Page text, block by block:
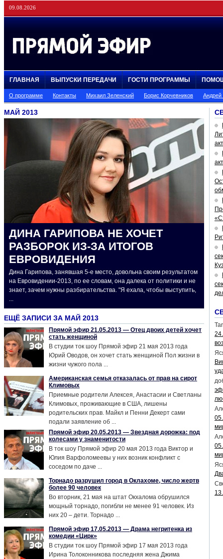
09.08.2026
ГЛАВНАЯ ВЫПУСКИ ПЕРЕДАЧИ ГОСТИ ПРОГРАММЫ
О программе Контакты Михаил Зеленский Борис Корчевников
МАЙ 2013
ДИНА ГАРИПОВА НЕ ХОЧЕТ
РАЗБОРОК ИЗ-ЗА ИТОГОВ
ЕВРОВИДЕНИЯ
Дина Гарипова, занявшая 5-е место, довольна своим результатом
на Евровидении-2013, по ее словам, она далека от политики и не
знает, зачем нужны разбирательства. "Я ехала, чтобы выступить,
...
ЕЩЁ ЗАПИСИ ЗА МАЙ 2013
Прямой эфир 21.05.2013 — Отец двоих детей хочет
стать женщиной
В студии ток шоу Прямой эфир 21 мая 2013 года
Юрий Оводов, он хочет стать женщиной Пол жизни в
жизни чужого пола ...
Американская семья отказалась от прав на сирот
Климовых
Приемные родители Алексея, Анастасии и Светланы
Климовых, проживающие в США, лишены
родительских прав. Майкл и Пенни Декерт сами
подали заявление об ...
Прямой эфир 20.05.2013 — Звездная дорожка: под
колесами у знаменитости
В ток шоу Прямой эфир 20 мая 2013 года Виктор и
Юлия Варфоломеевы у них возник конфликт с
соседом по даче ...
Торнадо разрушил город в Оклахоме, число жертв
более 90 человек
Во вторник, 21 мая на штат Окхалома обрушился
мощный торнадо, погибли не менее 91 человек. Из
них 20 – дети. Торнадо ...
Прямой эфир 17.05.2013 — Драма негритенка из
комедии «Цирк»
В студии ток шоу Прямой эфир 17 мая 2013 года
Ирина Толоконникова последняя жена Джима